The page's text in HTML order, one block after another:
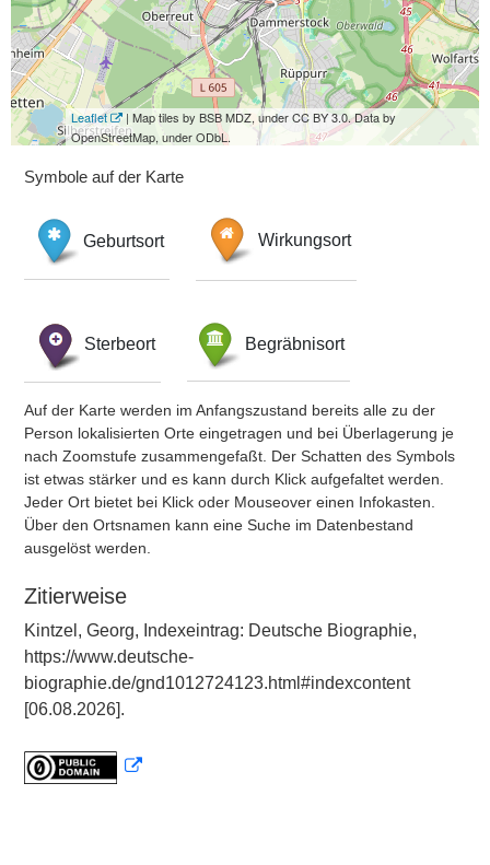
Leaflet
| Map tiles by BSB MDZ, under CC BY 3.0. Data by
OpenStreetMap, under ODbL.
Symbole auf der Karte
Geburtsort Wirkungsort
Sterbeort Begräbnisort
Auf der Karte werden im Anfangszustand bereits alle zu der
Person lokalisierten Orte eingetragen und bei Überlagerung je
nach Zoomstufe zusammengefaßt. Der Schatten des Symbols
ist etwas stärker und es kann durch Klick aufgefaltet werden.
Jeder Ort bietet bei Klick oder Mouseover einen Infokasten.
Über den Ortsnamen kann eine Suche im Datenbestand
ausgelöst werden.
Zitierweise
Kintzel, Georg, Indexeintrag: Deutsche Biographie,
https://www.deutsche-
biographie.de/gnd1012724123.html#indexcontent
[06.08.2026].